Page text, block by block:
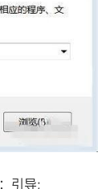
引导;